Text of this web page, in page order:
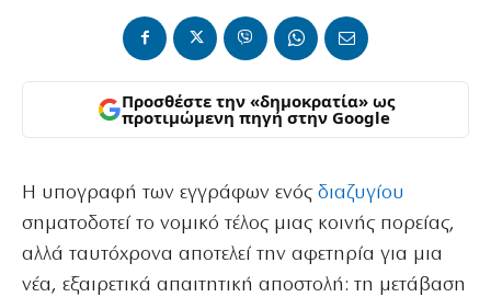
Προσθέστε την «δημοκρατία» ως
προτιμώμενη πηγή στην Google
Η υπογραφή των εγγράφων ενός διαζυγίου
σηματοδοτεί το νομικό τέλος μιας κοινής πορείας,
αλλά ταυτόχρονα αποτελεί την αφετηρία για μια
νέα, εξαιρετικά απαιτητική αποστολή: τη μετάβαση